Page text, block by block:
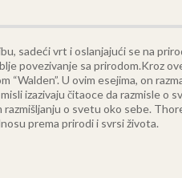
sadeći vrt i oslanjajući se na
povezivanje sa prirodom.Kroz
“Walden”. U ovim esejima, on
izazivaju čitaoce da razmisle o
o svetu oko sebe.
prema prirodi i svrsi života.